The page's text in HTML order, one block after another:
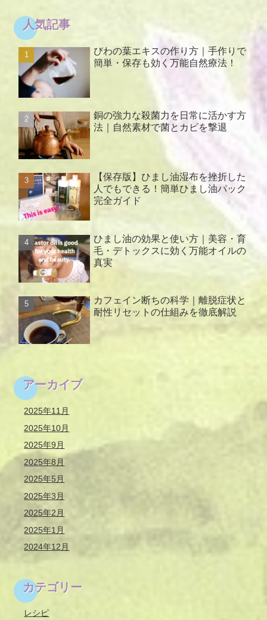
人気記事
びわの葉エキスの作り方｜手作りで
簡単・保存も効く万能自然療法！
銅の強力な殺菌力を日常に活かす方
法｜自然素材で菌とカビを撃退
【保存版】ひまし油湿布を挫折した
人でもできる！簡単ひまし油パック
完全ガイド
ひまし油の効果と使い方｜美容・育
毛・デトックスに効く万能オイルの
真実
カフェイン断ちの科学｜離脱症状と
耐性リセットの仕組みを徹底解説
アーカイブ
2025年11月
2025年10月
2025年9月
2025年8月
2025年5月
2025年3月
2025年2月
2025年1月
2024年12月
カテゴリー
レシピ